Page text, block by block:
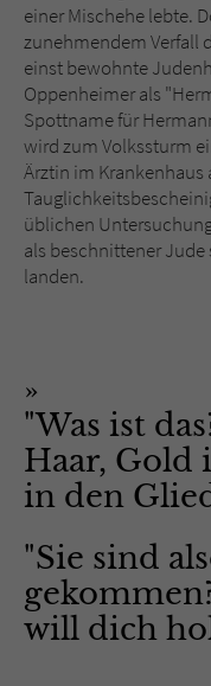
einer Mischehe lebte.
zunehmendem Verfall
einst bewohnte
Oppenheimer als
Spottname für
wird zum Volkssturm
Ärztin im
üblichen
als beschnittener
landen.
"Was ist
Haar, Gold
in den
"Sie sind
will dich